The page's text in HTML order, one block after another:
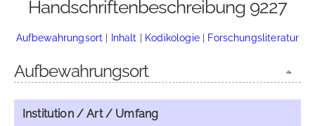
Handschriftenbeschreibung 9227
Aufbewahrungsort | Inhalt | Kodikologie| Forschungsliteratur
Aufbewahrungsort
Institution / Art / Umfang